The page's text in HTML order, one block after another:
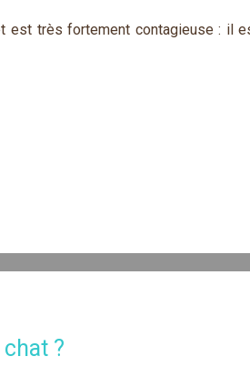
très fortement contagieuse : il
?